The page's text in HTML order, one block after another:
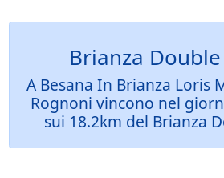
Brianza Double
A Besana In Brianza Loris
Rognoni vincono nel
sui 18.2km del Brianza